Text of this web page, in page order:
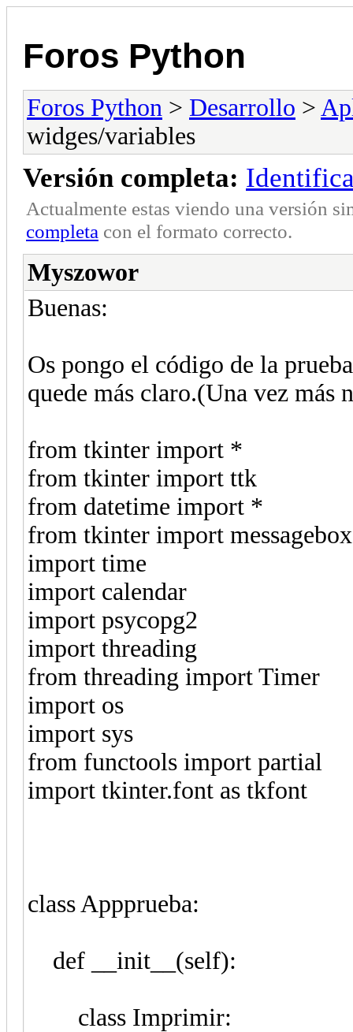
Foros Python
Foros Python > Desarrollo >
widges/variables
Versión completa:
Actualmente estas viendo una versión
completa con el formato correcto.
Myszowor
Buenas:
Os pongo el código de la
quede más claro.(Una vez más
from tkinter import *
from tkinter import ttk
from datetime import *
from tkinter import messagebox
import time
import calendar
import psycopg2
import threading
from threading import Timer
import os
import sys
from functools import partial
import tkinter.font as tkfont
class Appprueba:
def __init__(self):
class Imprimir: